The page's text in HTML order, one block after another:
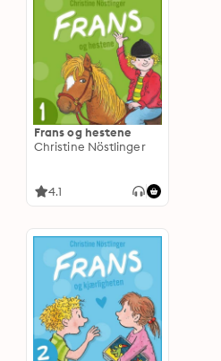
Frans og hestene
Christine Nöstlinger
4.1